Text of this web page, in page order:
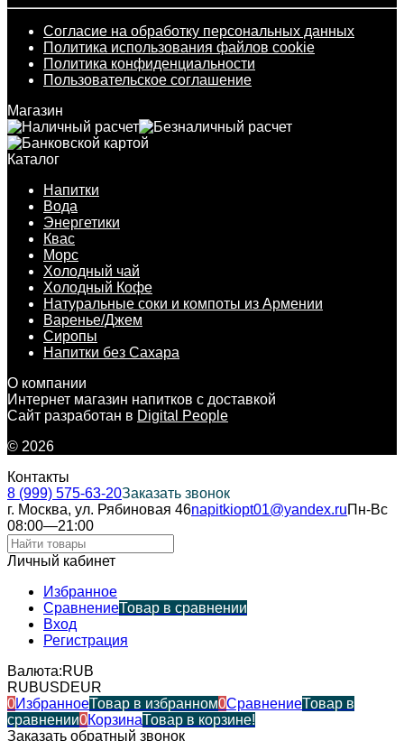
Согласие на обработку персональных данных
Политика использования файлов cookie
Политика конфиденциальности
Пользовательское соглашение
Магазин
Каталог
Напитки
Вода
Энергетики
Квас
Морс
Холодный чай
Холодный Кофе
Натуральные соки и компоты из Армении
Варенье/Джем
Сиропы
Напитки без Сахара
О компании
Интернет магазин напитков с доставкой
Сайт разработан в Digital People
© 2026
Контакты
8 (999) 575-63-20Заказать звонок
г. Москва, ул. Рябиновая 46napitkiopt01@yandex.ruПн-Вс
08:00—21:00
Личный кабинет
Избранное
СравнениеТовар в сравнении
Вход
Регистрация
Валюта:RUB
RUBUSDEUR
0ИзбранноеТовар в избранном0СравнениеТовар в
сравнении0КорзинаТовар в корзине!
Заказать обратный звонок